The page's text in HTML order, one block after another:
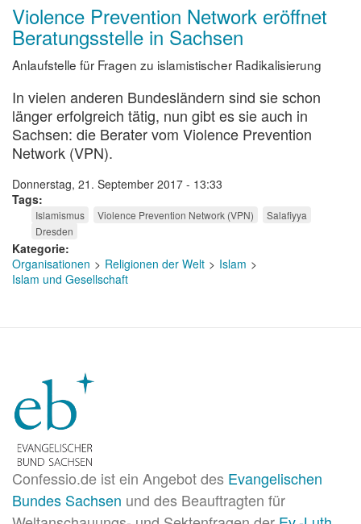
Violence Prevention Network eröffnet
Beratungsstelle in Sachsen
Anlaufstelle für Fragen zu islamistischer Radikalisierung
In vielen anderen Bundesländern sind sie schon
länger erfolgreich tätig, nun gibt es sie auch in
Sachsen: die Berater vom Violence Prevention
Network (VPN).
Donnerstag, 21. September 2017 - 13:33
Tags
Islamismus Violence Prevention Network (VPN)
Salafiyya
Dresden
Kategorie
Organisationen
Religionen der Welt
Islam
Islam und Gesellschaft
Confessio.de ist ein Angebot des Evangelischen
Bundes Sachsen und des Beauftragten für